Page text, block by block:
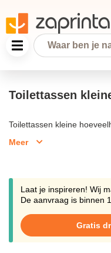
Toilettassen
Toilettassen kleine
Meer
Laat je inspireren! Wij
De aanvraag is binnen
Gratis